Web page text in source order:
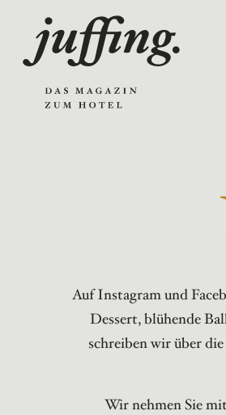
Auf Instagram und
Dessert, blühende
schreiben wir über
Wir nehmen Sie